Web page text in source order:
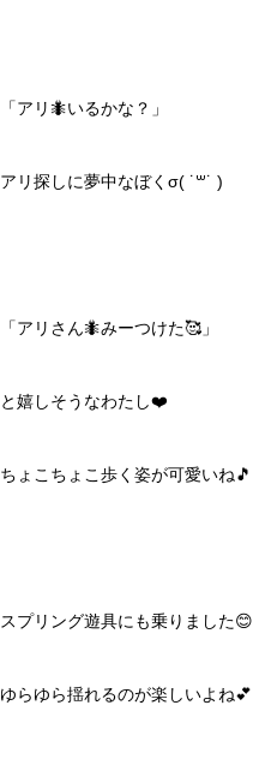
「アリ🐜いるかな？」
アリ探しに夢中なぼくσ( ˙꒳​˙ )
「アリさん🐜みーつけた🥰」
と嬉しそうなわたし❤️
ちょこちょこ歩く姿が可愛いね🎵
スプリング遊具にも乗りました😊
ゆらゆら揺れるのが楽しいよね💕︎